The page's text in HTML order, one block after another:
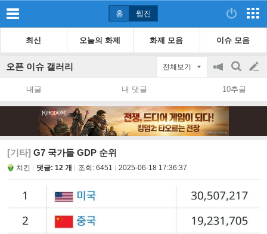
홈 웹진
최신 오늘의 화제 화제 모음 이슈 모음
오픈 이슈 갤러리 전체보기
공
지
on/off
검
색
글
쓰
내글 내 댓글 10추글
[기타] G7 국가들 GDP 순위
치킨 댓글: 12 개 조회: 6451 2025-06-18 17:36:37